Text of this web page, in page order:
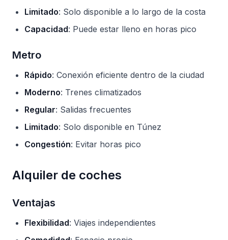
Limitado: Solo disponible a lo largo de la costa
Capacidad: Puede estar lleno en horas pico
Metro
Rápido: Conexión eficiente dentro de la ciudad
Moderno: Trenes climatizados
Regular: Salidas frecuentes
Limitado: Solo disponible en Túnez
Congestión: Evitar horas pico
Alquiler de coches
Ventajas
Flexibilidad: Viajes independientes